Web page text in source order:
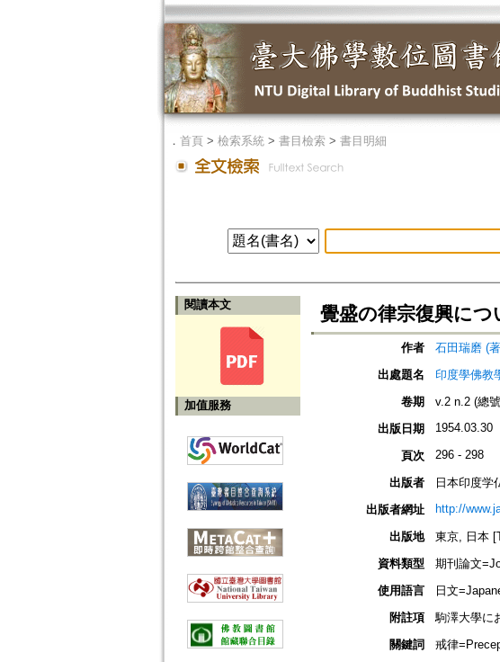
． 首頁> 檢索系統> 書目檢索> 書目明細
閱讀本文
加值服務
覺盛の律宗復興につ
作者
石田瑞磨 (
出處題名
印度學佛教
卷期
v.2 n.2 (總
出版日期
1954.03.30
頁次 296 - 298
出版者
日本印度学
出版者網址
http://
出版地
東京, 日本
資料類型
期刊論文
使用語言
日文
附註項
駒澤大學に
關鍵詞
戒律